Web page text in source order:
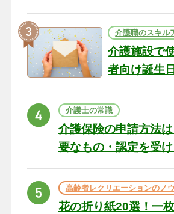
介護職のスキル
介護施設で
者向け誕生
ト
介護士の常識
介護保険の申請方法
要なもの・認定を受
高齢者レクリエーションのノ
花の折り紙20選！一